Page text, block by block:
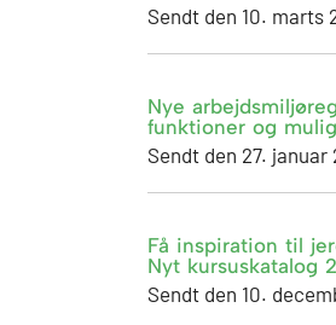
Sendt den 10. marts
Nye
funktioner og
Sendt den 27. januar
Få inspiration til
Nyt kursuskatalog
Sendt den 10.